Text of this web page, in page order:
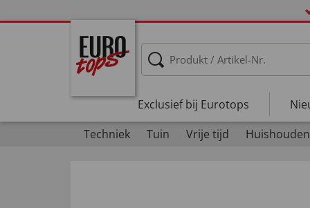
Exclusief bij Eurotops
Techniek
Tuin Vrije tijd